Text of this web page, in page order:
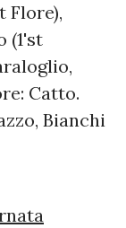
Flore),
(1'st
Catto.
Bianchi